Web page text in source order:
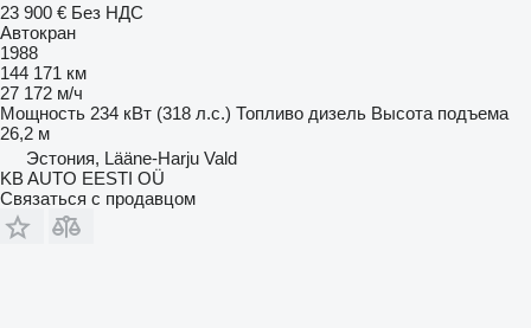
23 900 € Без НДС
Автокран
1988
144 171 км
27 172 м/ч
Мощность 234 кВт (318 л.с.) Топливо дизель Высота подъема
26,2 м
Эстония, Lääne-Harju Vald
KB AUTO EESTI OÜ
Связаться с продавцом